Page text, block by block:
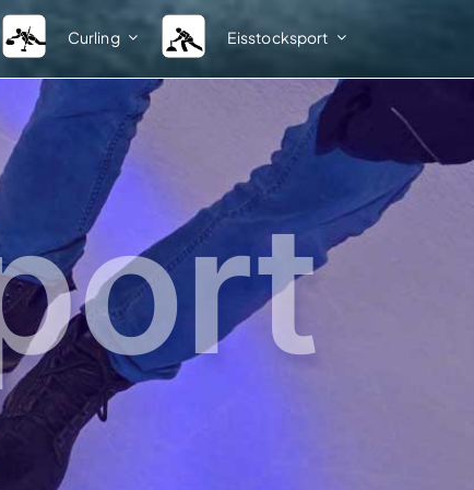
Curling Eisstocksport
Ligastruktur
Herren Sommer
Damen Sommer
Herren Winter
Spielsystem Herren 1. Bundesliga
Spielsystem Herren 2. Bundesliga
Damen Winter
Spielsystem Damen 1. Bundesliga
Verband
BEV-News
Kontakte Fachsparte A – Z
Kontakte Bezirksobleute A
Kontakte Kreisobleute A – Z
Ordnungen und